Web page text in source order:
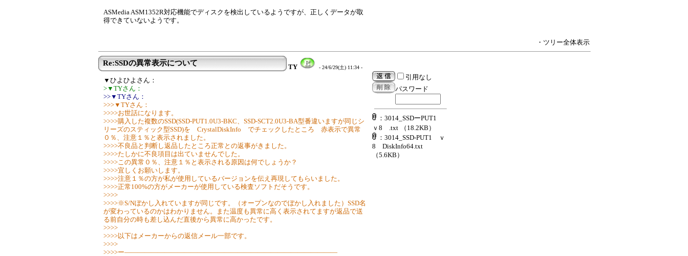
ASMedia ASM1352R対応機能でディスクを検出しているようですが、正しくデータが取
得できていないようです。
・ツリー全体表示
Re:SSDの異常表示について TY - 24/6/29(土) 11:34 -
▼ひよひよさん：
>▼TYさん：
>>▼TYさん：
>>>▼TYさん：
>>>>お世話になります。
>>>>購入した複数のSSD(SSD-PUT1.0U3-BKC、SSD-SCT2.0U3-BA型番違いますが同じシ
リーズのスティック型SSD)を CrystalDiskInfo でチェックしたところ 赤表示で異常
０％、注意１％と表示されました。
>>>>不良品と判断し返品したところ正常との返事がきました。
>>>>たしかに不良項目は出ていませんでした。
>>>>この異常０％、注意１％と表示される原因は何でしょうか？
>>>>宜しくお願いします。
>>>>注意１％の方が私が使用しているバージョンを伝え再現してもらいました。
>>>>正常100%の方がメーカーが使用している検査ソフトだそうです。
>>>>
>>>>※S/Nぼかし入れていますが同じです。（オープンなのでぼかし入れました）SSD名
が変わっているのかはわかりません。また温度も異常に高く表示されてますが返品で送
る前自分の時も差し込んだ直後から異常に高かったです。
>>>>
>>>>以下はメーカーからの返信メール一部です。
>>>>
>>>>ー――――――――――――――――――――――――――――――――
引用なし
パスワード
：3014_SSDーPUT1
ｖ8 .txt
（18.2KB）
：3014_SSD-PUT1 ｖ
8 DiskInfo64.txt
（5.6KB）